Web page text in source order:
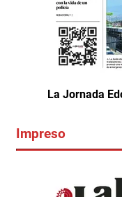
La Jornada
Impreso